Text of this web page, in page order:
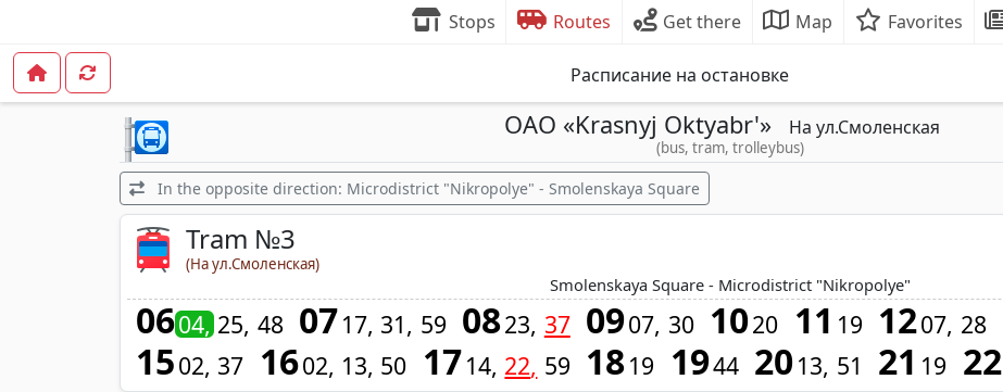
Stops Routes Get there Map Favorites
Расписание на остановке
OAO «Krasnyj Oktyabr'» На ул.Смоленская
(bus, tram, trolleybus)
In the opposite direction: Microdistrict "Nikropolye" - Smolenskaya Square
Tram №3
(На ул.Смоленская)
Smolenskaya Square - Microdistrict "Nikropolye"
0604 25 48 0717 31 59 0823 37 0907 30 1020 11 19 1207 28
1502 37 1602 13 50 1714 22 59 1819 1944 2013 51 21 19 22